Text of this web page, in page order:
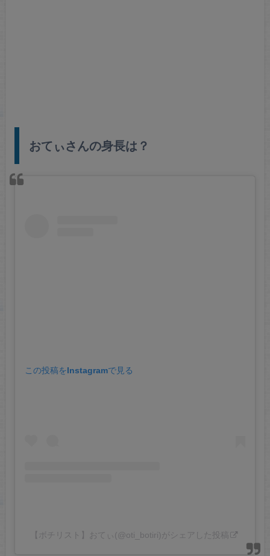
おてぃさんの身長は？
この投稿をInstagramで見る
【ボチリスト】おてぃ(@oti_botiri)がシェアした投稿